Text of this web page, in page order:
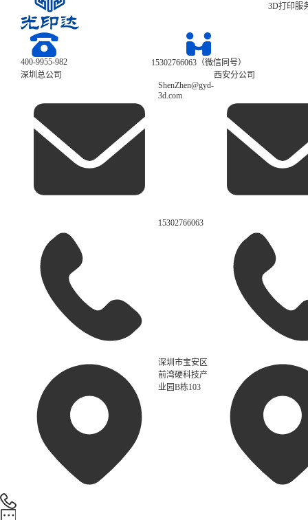
3D打印服
400-9955-982
15302766063（微信同号）
深圳总公司
ShenZhen@gyd-
3d.com
15302766063
深圳市宝安区
前湾硬科技产
业园B栋103
西安分公司